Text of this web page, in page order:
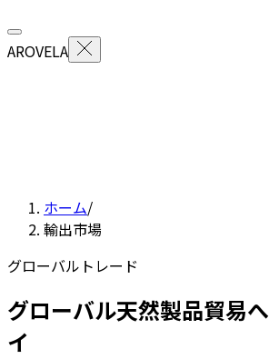
AROVELA
ホーム/
輸出市場
グローバルトレード
グローバル天然製品貿易
イ